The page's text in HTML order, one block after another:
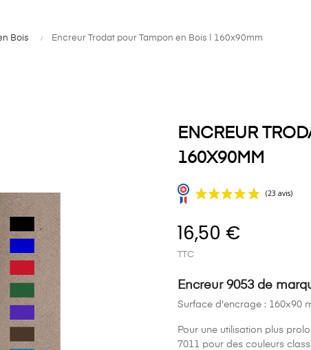
Bois Encreur Trodat pour Tampon en Bois | 160x90mm
ENCREUR
160X90MM
16,50 €
TTC
Encreur 9053 de
Surface d'encrage : 160x90
Pour une utilisation plus
7011 pour des couleurs